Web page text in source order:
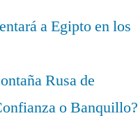
a Egipto en los
Rusa de
o Banquillo?